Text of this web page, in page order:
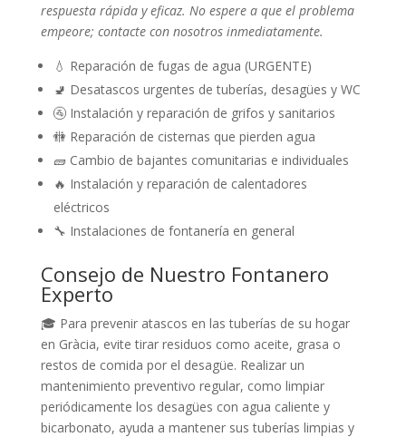
respuesta rápida y eficaz. No espere a que el problema
empeore; contacte con nosotros inmediatamente.
💧 Reparación de fugas de agua (URGENTE)
🚽 Desatascos urgentes de tuberías, desagües y WC
🚰 Instalación y reparación de grifos y sanitarios
🚻 Reparación de cisternas que pierden agua
🧱 Cambio de bajantes comunitarias e individuales
🔥 Instalación y reparación de calentadores
eléctricos
🔧 Instalaciones de fontanería en general
Consejo de Nuestro Fontanero
Experto
🎓 Para prevenir atascos en las tuberías de su hogar
en Gràcia, evite tirar residuos como aceite, grasa o
restos de comida por el desagüe. Realizar un
mantenimiento preventivo regular, como limpiar
periódicamente los desagües con agua caliente y
bicarbonato, ayuda a mantener sus tuberías limpias y